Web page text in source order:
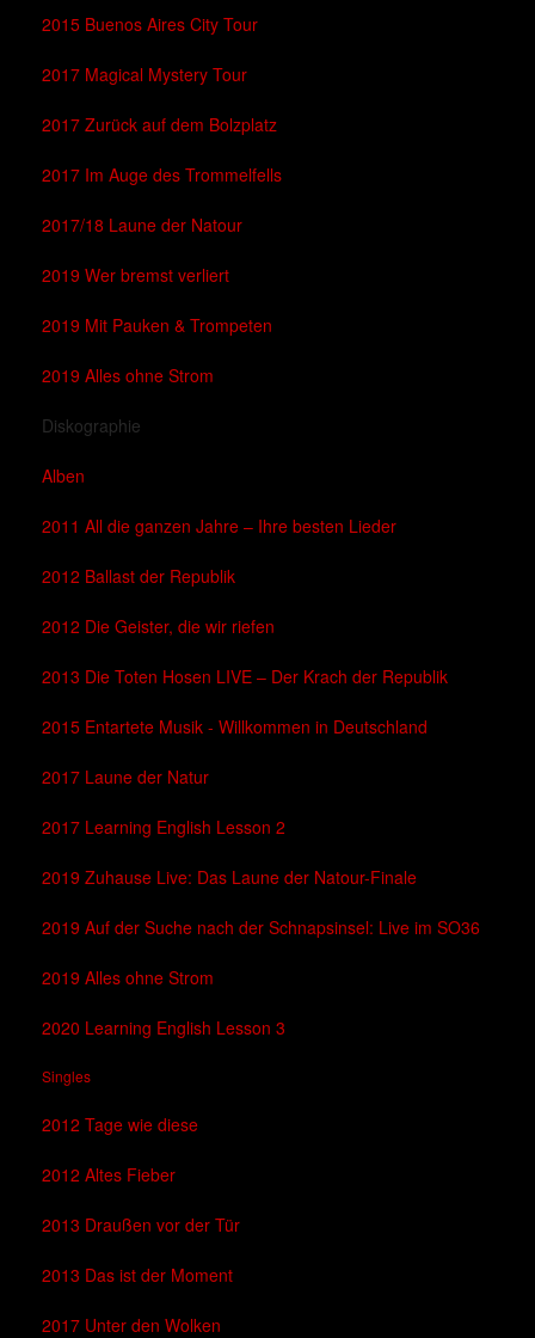
2015 Buenos Aires City Tour
2017 Magical Mystery Tour
2017 Zurück auf dem Bolzplatz
2017 Im Auge des Trommelfells
2017/18 Laune der Natour
2019 Wer bremst verliert
2019 Mit Pauken & Trompeten
2019 Alles ohne Strom
Diskographie
Alben
2011 All die ganzen Jahre – Ihre besten Lieder
2012 Ballast der Republik
2012 Die Geister, die wir riefen
2013 Die Toten Hosen LIVE – Der Krach der Republik
2015 Entartete Musik - Willkommen in Deutschland
2017 Laune der Natur
2017 Learning English Lesson 2
2019 Zuhause Live: Das Laune der Natour-Finale
2019 Auf der Suche nach der Schnapsinsel: Live im SO36
2019 Alles ohne Strom
2020 Learning English Lesson 3
Singles
2012 Tage wie diese
2012 Altes Fieber
2013 Draußen vor der Tür
2013 Das ist der Moment
2017 Unter den Wolken